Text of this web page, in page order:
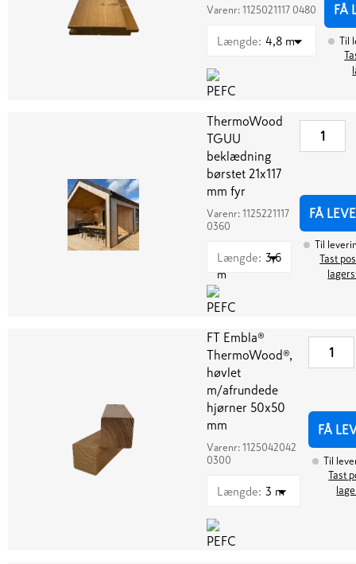
Varenr: 1125021117 0480
Længde: 4,8 m
FÅ
Til
ThermoWood
TGUU
beklædning
børstet 21x117
mm fyr
Varenr: 1125221117
0360
Længde: 3,6
m
FÅ
Til
Tast
FT Embla®
ThermoWood®,
høvlet
m/afrundede
hjørner 50x50
mm
Varenr: 1125042042
0300
Længde: 3 m
FÅ
Til
Tast